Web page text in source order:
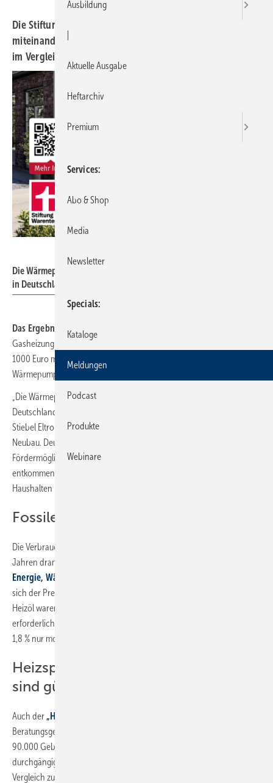
Die Stiftung Warentest hat 5 Wärmepumpen-Modelle
miteinander verglichen und auch deren Betriebskosten
im Vergleich zu Gasheizungen analysiert.
Die Wärmepumpe ist im Betrieb die kostengünstigste Heiztechnik
in Deutschland.
Das Ergebnis in der aktuellen Ausgabe
Gasheizung kostet in einem durchschnittlichen Altbau etwa 700 bis
1000 Euro mehr pro Jahr als der einer modernen
Wärmepumpenheizung.
„Die Wärmepumpe ist im Betrieb die kostengünstigste Heiztechnik in
Deutschland“, sagt Diplom-Ingenieur Henning Schulz vom Hersteller
Stiebel Eltron. „Das gilt für den Bestandsbau ebenso wie für den
Neubau. Deutsche Verbraucher sollten die aktuell noch sehr attraktive
Fördermöglichkeit nutzen, um der Kostenfalle fossiler Heizungen zu
entkommen. Bis zu 70 % der Investitionen werden privaten
Haushalten beim Heizungswechsel vom Staat finanziert.“
Fossile Brennstoffe immer teurer
Die Verbrauchskosten für fossile Brennstoffe sind in den vergangenen
Jahren dramatisch gestiegen, wie der
Energie, Wärme & Wasser“
sich der Preis für Erdgas von 2021 bis 2024 um insgesamt 40,6 %, bei
Heizöl waren es 47,3 %. Der für den Antrieb einer Wärmepumpe
erforderliche Strom hat sich laut der Studie mit einem Anstieg von
1,8 % nur moderat verteuert.
Heizspiegel 2025: Wärmepumpen
sind günstiger
Auch der „Heizspiegel für Deutschland“
Beratungsgesellschaft co2online, der auf der Auswertung von über
90.000 Gebäudedaten basiert, zeigt: Seit 2022 sind Wärmepumpen
durchgängig günstiger als fossile Heizsysteme. Für 2025 gilt im
Vergleich zu 2024, dass Gas- und Pelletpreise deutlich zulegen – und
Ausbildung
Aktuelle Ausgabe
Heftarchiv
Premium
Services
Abo & Shop
Media
Newsletter
Specials
Kataloge
Meldungen
Podcast
Produkte
Webinare